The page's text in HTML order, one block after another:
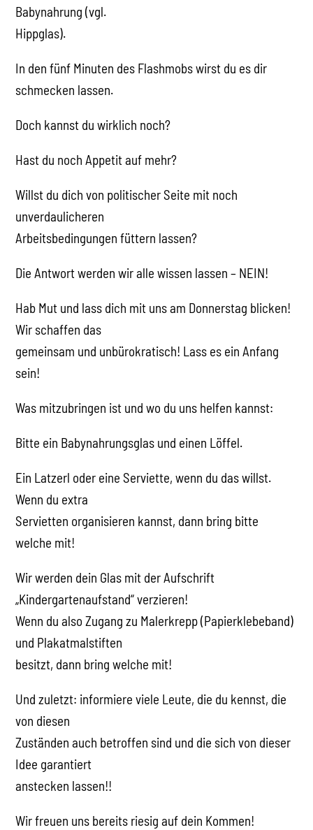
Babynahrung (vgl.
Hippglas).
In den fünf Minuten des Flashmobs wirst du es dir
schmecken lassen.
Doch kannst du wirklich noch?
Hast du noch Appetit auf mehr?
Willst du dich von politischer Seite mit noch
unverdaulicheren
Arbeitsbedingungen füttern lassen?
Die Antwort werden wir alle wissen lassen – NEIN!
Hab Mut und lass dich mit uns am Donnerstag blicken!
Wir schaffen das
gemeinsam und unbürokratisch! Lass es ein Anfang
sein!
Was mitzubringen ist und wo du uns helfen kannst:
Bitte ein Babynahrungsglas und einen Löffel.
Ein Latzerl oder eine Serviette, wenn du das willst.
Wenn du extra
Servietten organisieren kannst, dann bring bitte
welche mit!
Wir werden dein Glas mit der Aufschrift
„Kindergartenaufstand“ verzieren!
Wenn du also Zugang zu Malerkrepp (Papierklebeband)
und Plakatmalstiften
besitzt, dann bring welche mit!
Und zuletzt: informiere viele Leute, die du kennst, die
von diesen
Zuständen auch betroffen sind und die sich von dieser
Idee garantiert
anstecken lassen!!
Wir freuen uns bereits riesig auf dein Kommen!